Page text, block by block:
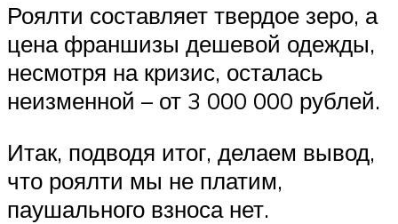
Роялти составляет твердое зеро, а
цена франшизы дешевой одежды,
несмотря на кризис, осталась
неизменной – от 3 000 000 рублей.
Итак, подводя итог, делаем вывод,
что роялти мы не платим,
паушального взноса нет.